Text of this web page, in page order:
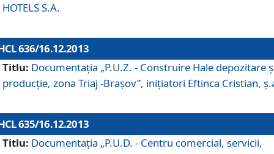
HOTELS S.A.
636/16.12.2013
Titlu: Documentaţia „P.U.Z. - Construire Hale depozitare
producţie, zona Triaj -Braşov”, iniţiatori Eftinca Cristian,
635/16.12.2013
Titlu: Documentaţia „P.U.D. - Centru comercial, servicii,